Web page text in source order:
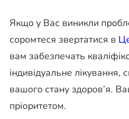
Якщо у Вас виникли
соромтеся звертатися в
вам забезпечать
індивідуальне
вашого стану здоров’я.
пріоритетом.